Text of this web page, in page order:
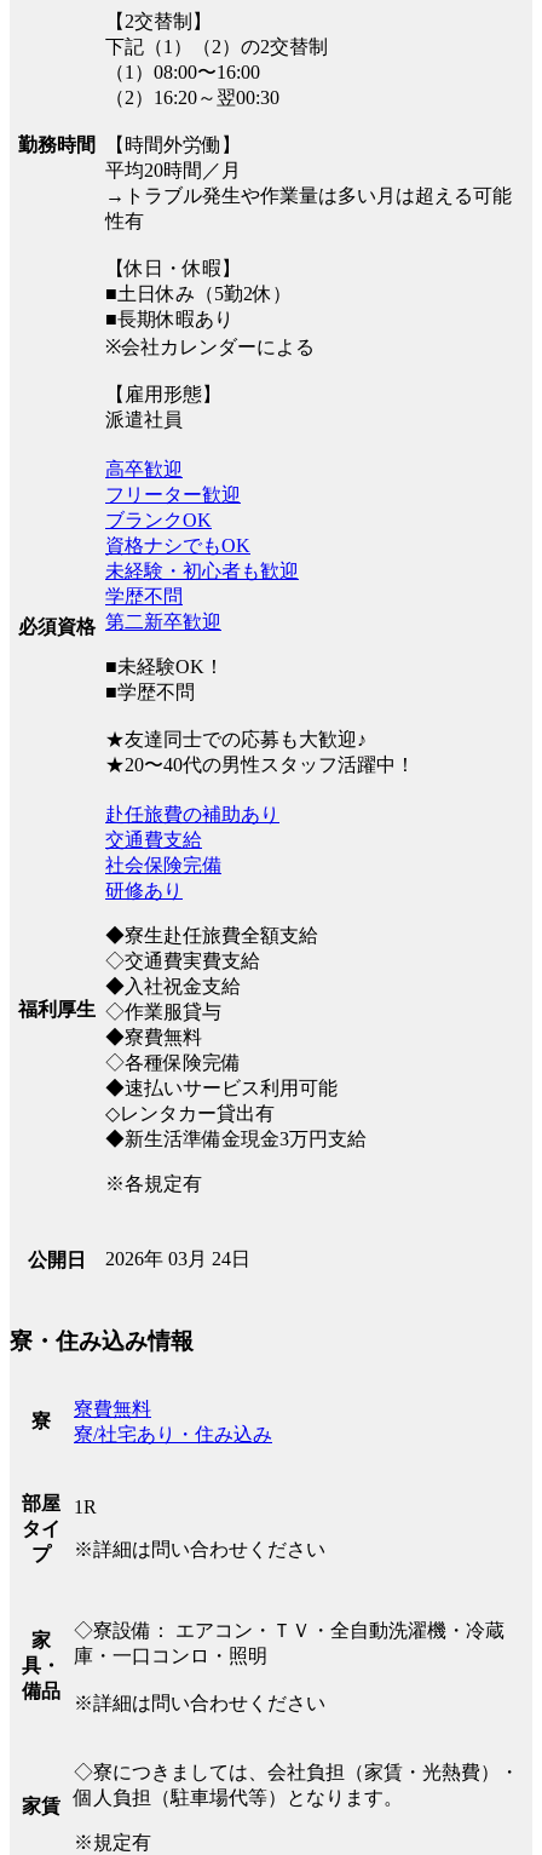
勤務時間
【2交替制】
下記（1）（2）の2交替制
（1）08:00〜16:00
（2）16:20～翌00:30
【時間外労働】
平均20時間／月
→トラブル発生や作業量は多い月は超える可能
性有
【休日・休暇】
■土日休み（5勤2休）
■長期休暇あり
※会社カレンダーによる
【雇用形態】
派遣社員
必須資格
高卒歓迎
フリーター歓迎
ブランクOK
資格ナシでもOK
未経験・初心者も歓迎
学歴不問
第二新卒歓迎
■未経験OK！
■学歴不問
★友達同士での応募も大歓迎♪
★20〜40代の男性スタッフ活躍中！
福利厚生
赴任旅費の補助あり
交通費支給
社会保険完備
研修あり
◆寮生赴任旅費全額支給
◇交通費実費支給
◆入社祝金支給
◇作業服貸与
◆寮費無料
◇各種保険完備
◆速払いサービス利用可能
◇レンタカー貸出有
◆新生活準備金現金3万円支給
※各規定有
公開日 2026年 03月 24日
寮・住み込み情報
寮
寮費無料
寮/社宅あり・住み込み
部屋
タイ
プ
1R
※詳細は問い合わせください
家
具・
備品
◇寮設備： エアコン・ＴＶ・全自動洗濯機・冷蔵
庫・一口コンロ・照明
※詳細は問い合わせください
家賃
◇寮につきましては、会社負担（家賃・光熱費）・
個人負担（駐車場代等）となります。
※規定有